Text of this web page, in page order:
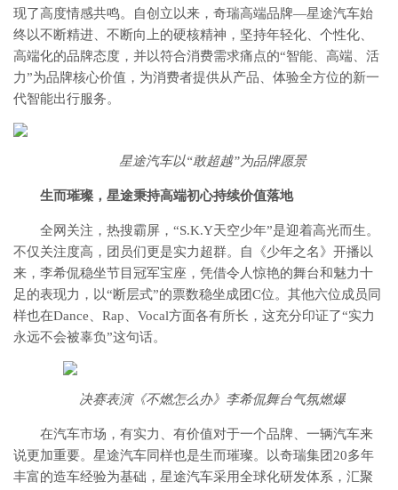
现了高度情感共鸣。自创立以来，奇瑞高端品牌—星途汽车始
终以不断精进、不断向上的硬核精神，坚持年轻化、个性化、
高端化的品牌态度，并以符合消费需求痛点的“智能、高端、活
力”为品牌核心价值，为消费者提供从产品、体验全方位的新一
代智能出行服务。
星途汽车以“敢超越”为品牌愿景
生而璀璨，星途秉持高端初心持续价值落地
全网关注，热搜霸屏，“S.K.Y天空少年”是迎着高光而生。
不仅关注度高，团员们更是实力超群。自《少年之名》开播以
来，李希侃稳坐节目冠军宝座，凭借令人惊艳的舞台和魅力十
足的表现力，以“断层式”的票数稳坐成团C位。其他六位成员同
样也在Dance、Rap、Vocal方面各有所长，这充分印证了“实力
永远不会被辜负”这句话。
决赛表演《不燃怎么办》李希侃舞台气氛燃爆
在汽车市场，有实力、有价值对于一个品牌、一辆汽车来
说更加重要。星途汽车同样也是生而璀璨。以奇瑞集团20多年
丰富的造车经验为基础，星途汽车采用全球化研发体系，汇聚